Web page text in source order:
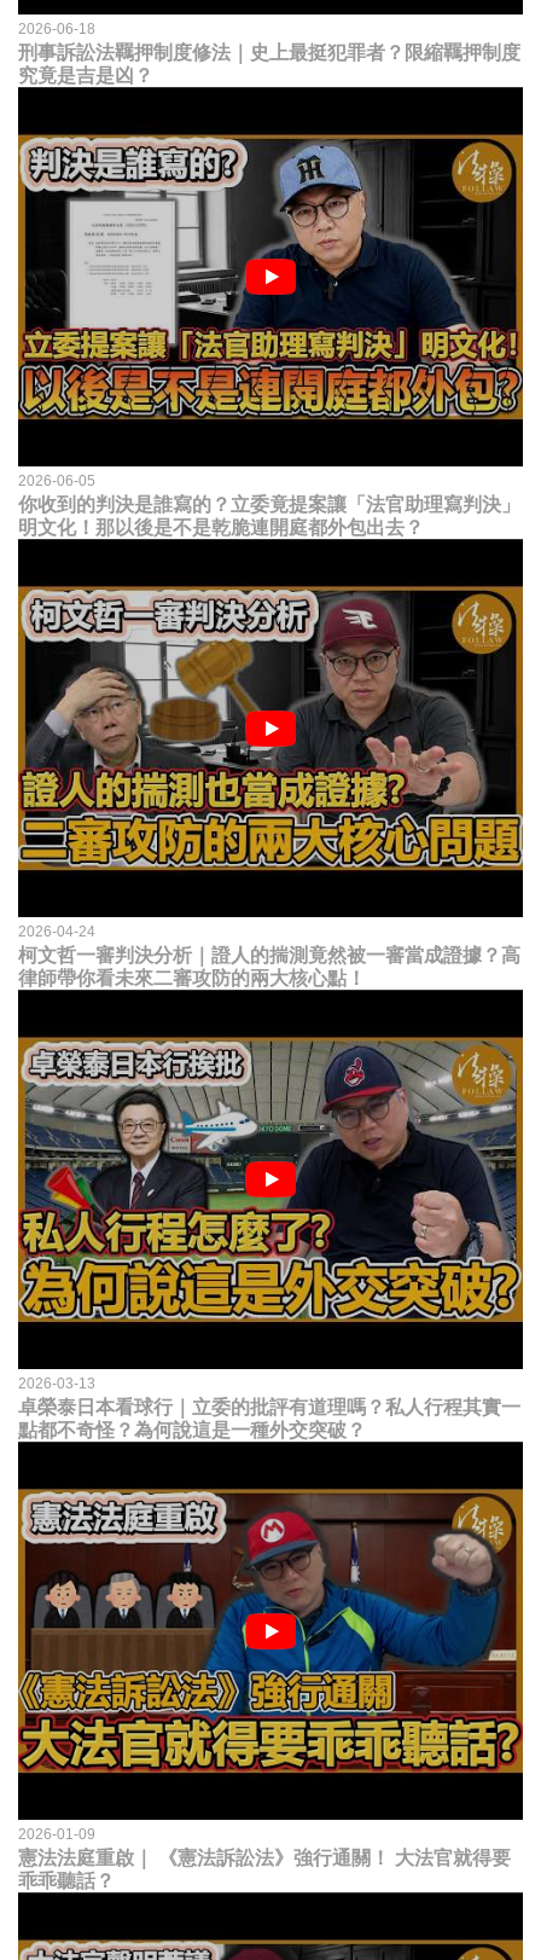
2026-06-18
刑事訴訟法羈押制度修法｜史上最挺犯罪者？限縮羈押制度
究竟是吉是凶？
2026-06-05
你收到的判決是誰寫的？立委竟提案讓「法官助理寫判決」
明文化！那以後是不是乾脆連開庭都外包出去？
2026-04-24
柯文哲一審判決分析｜證人的揣測竟然被一審當成證據？高
律師帶你看未來二審攻防的兩大核心點！
2026-03-13
卓榮泰日本看球行｜立委的批評有道理嗎？私人行程其實一
點都不奇怪？為何說這是一種外交突破？
2026-01-09
憲法法庭重啟｜ 《憲法訴訟法》強行通關！ 大法官就得要
乖乖聽話？